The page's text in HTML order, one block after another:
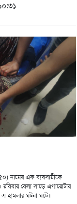
নামের এক ব্যবসায়ীকে
বেলা সাড়ে এগারোটার
হামলার ঘটনা ঘটে।